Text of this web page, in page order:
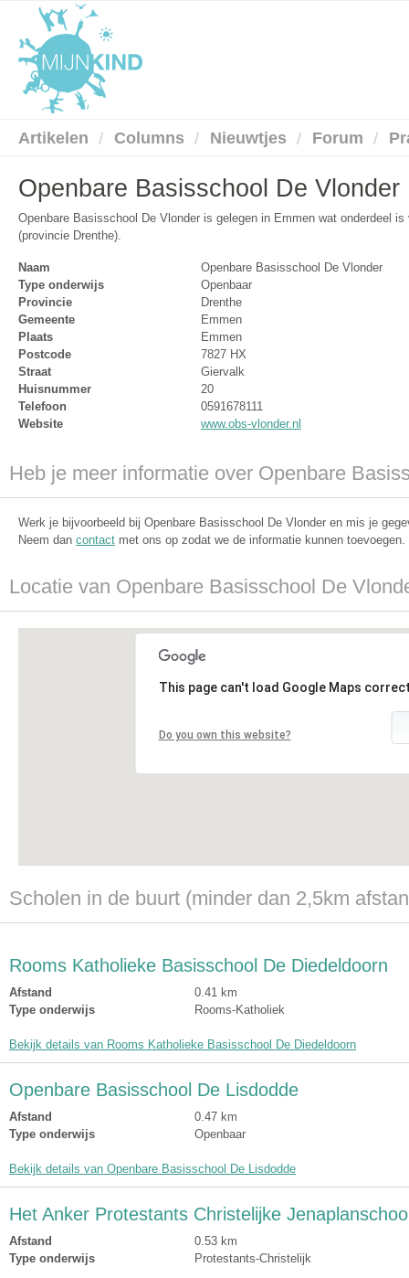
Artikelen Columns Nieuwtjes Forum
Openbare Basisschool De Vlonder
Openbare Basisschool De Vlonder is gelegen in Emmen wat onderdeel
(provincie Drenthe).
Naam
Openbare Basisschool De Vlonder
Type onderwijs
Openbaar
Provincie
Drenthe
Gemeente
Emmen
Plaats
Emmen
Postcode
7827 HX
Straat
Giervalk
Huisnummer
20
Telefoon
0591678111
Website
www.obs-vlonder.nl
Heb je meer informatie over Openbare
Werk je bijvoorbeeld bij Openbare Basisschool De Vlonder en mis je
Neem dan contact met ons op zodat we de informatie kunnen toevoegen.
Locatie van Openbare Basisschool De
This page can't load Google Maps
Do you own this website?
Scholen in de buurt (minder dan 2,5km
Rooms Katholieke Basisschool De Diedeldoorn
Afstand
0.41 km
Type onderwijs
Rooms-Katholiek
Bekijk details van Rooms Katholieke Basisschool De Diedeldoorn
Openbare Basisschool De Lisdodde
Afstand
0.47 km
Type onderwijs
Openbaar
Bekijk details van Openbare Basisschool De Lisdodde
Het Anker Protestants Christelijke
Afstand
0.53 km
Type onderwijs
Protestants-Christelijk